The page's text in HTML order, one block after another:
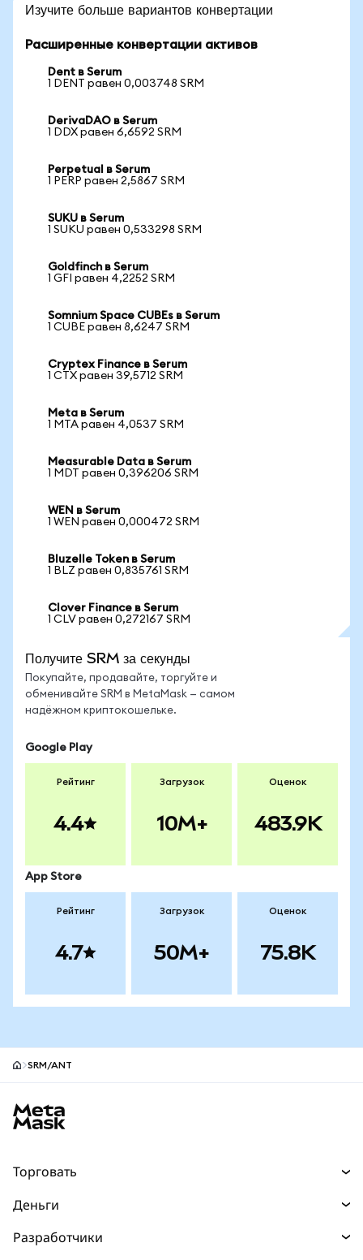
Изучите больше вариантов конвертации
Расширенные конвертации активов
Dent в Serum
1 DENT равен 0,003748 SRM
DerivaDAO в Serum
1 DDX равен 6,6592 SRM
Perpetual в Serum
1 PERP равен 2,5867 SRM
SUKU в Serum
1 SUKU равен 0,533298 SRM
Goldfinch в Serum
1 GFI равен 4,2252 SRM
Somnium Space CUBEs в Serum
1 CUBE равен 8,6247 SRM
Cryptex Finance в Serum
1 CTX равен 39,5712 SRM
Meta в Serum
1 MTA равен 4,0537 SRM
Measurable Data в Serum
1 MDT равен 0,396206 SRM
WEN в Serum
1 WEN равен 0,000472 SRM
Bluzelle Token в Serum
1 BLZ равен 0,835761 SRM
Clover Finance в Serum
1 CLV равен 0,272167 SRM
Получите SRM за секунды
Покупайте, продавайте, торгуйте и
обменивайте SRM в MetaMask — самом
надёжном криптокошельке.
Google Play
Рейтинг
4.4
Загрузок
10M+
Оценок
483.9K
App Store
Рейтинг
4.7
Загрузок
50M+
Оценок
75.8K
SRM/ANT
Торговать
Прогнозы
Деньги
Разработчики